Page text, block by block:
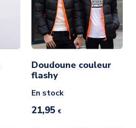
Doudoune couleur
flashy
En stock
21,95 €